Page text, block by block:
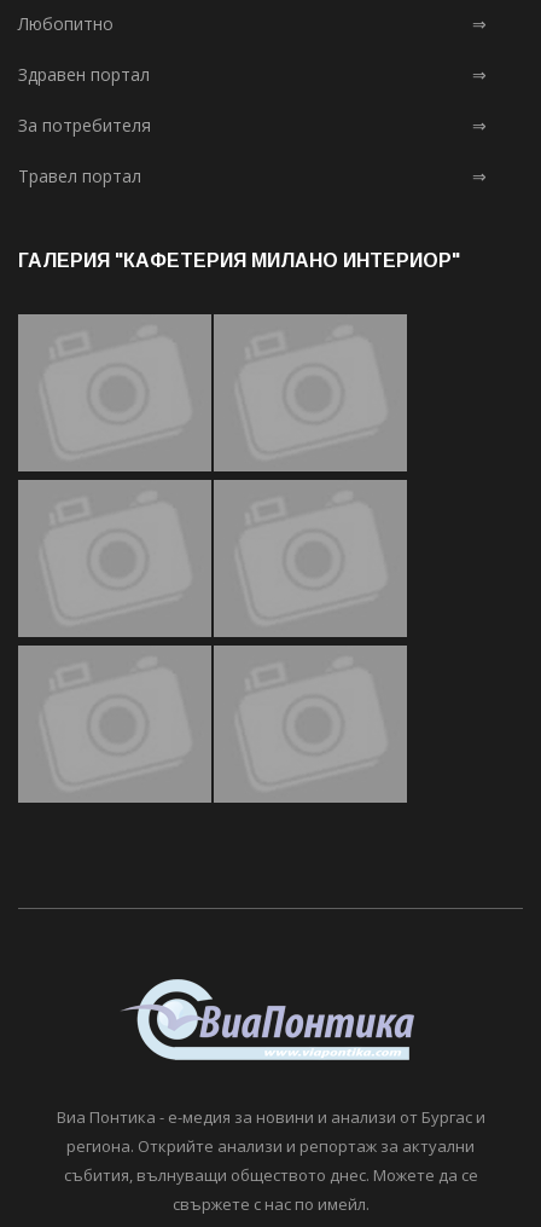
Любопитно ⇒
Здравен портал ⇒
За потребителя ⇒
Травел портал ⇒
ГАЛЕРИЯ "КАФЕТЕРИЯ МИЛАНО ИНТЕРИОР"
Виа Понтика - е-медия за новини и анализи от Бургас и
региона. Открийте анализи и репортаж за актуални
събития, вълнуващи обществото днес. Можете да се
свържете с нас по имейл.